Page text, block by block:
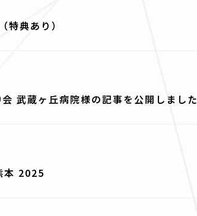
典あり）
武蔵ヶ丘病院様の記事を公開しました
本 2025